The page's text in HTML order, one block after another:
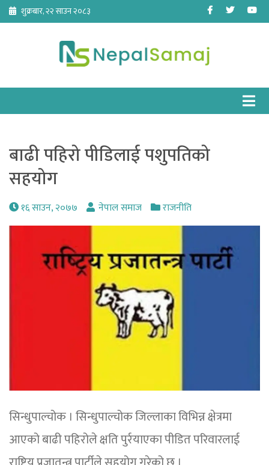
Skip
content
शुक्रबार, २२ साउन २०८३ Facebook
Twitter
बाढी पहिरो पीडिलाई पशुपतिको
सहयोग
१६ साउन, २०७७ नेपाल समाज राजनीति
सिन्धुपाल्चोक । सिन्धुपाल्चोक जिल्लाका विभिन्न क्षेत्रमा
आएको बाढी पहिरोले क्षति पुर्रयाएका पीडित परिवारलाई